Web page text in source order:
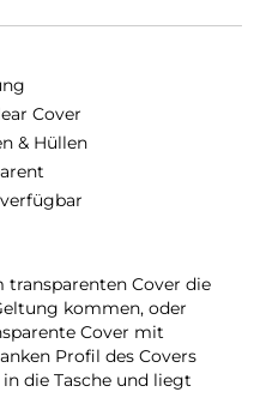
Cover
& Hüllen
transparenten Cover die
kommen, oder
Cover mit
Profil des Covers
die Tasche und liegt